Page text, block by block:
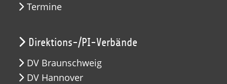
Termine
Direktions-/PI-Verbände
DV Braunschweig
DV Hannover